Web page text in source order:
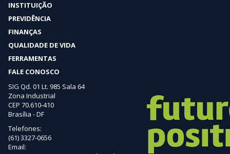
INSTITUIÇÃO
PREVIDÊNCIA
FINANÇAS
QUALIDADE DE VIDA
FERRAMENTAS
FALE CONOSCO
SIG Qd. 01 Lt. 985 Sala 64
Zona Industrial
CEP 70.610-410
Brasília - DF
Telefones:
(61) 3327-0656
Email: